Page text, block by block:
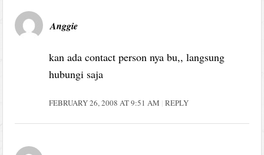
Anggie
kan ada contact person nya bu,, langsung
hubungi saja
FEBRUARY 26, 2008 AT 9:51 AM REPLY